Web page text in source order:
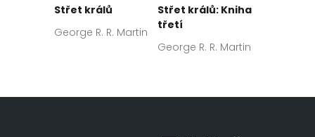
Střet králů
George R. R. Martin
Střet králů: Kniha
třetí
George R. R. Martin